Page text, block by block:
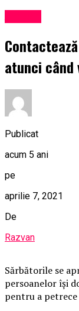
atunci când
Publicat
acum 5 ani
pe
aprilie 7, 2021
De
Razvan
Sărbătorile se
persoanelor își
pentru a